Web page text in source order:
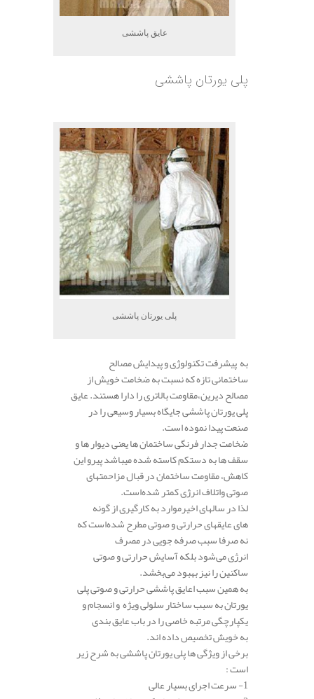
عایق پاششی
پلی یورتان پاششی
پلی یورتان پاششی
به پیشرفت تکنولوژی و پیدایش مصالح
ساختمانی تازه که نسبت به ضخامت خویش از
مصالح دیرین،مقاومت بالاتری را دارا ‌هستند. عایق
پلی یورتان پاششی جایگاه بسیار وسیعی را در
صنعت پیدا نموده است.
ضخامت جدار فرنگی ساختمان ها یعنی دیوار ها و
سقف ها به دستکم کاسته شده میباشد پیرو این
کاهش، مقاومت ساختمان در قبال مزاحمتهای
صوتی واتلاف انرژی کمتر شده‌است.
لذا در سالهای اخیرموارد به کارگیری از گونه
های عایقهای حرارتی و صوتی مطرح شد‌ه‌است که
نه صرفا سبب صرفه جویی در مصرف
انرژی می‌شود بلکه آسایش حرارتی و صوتی
ساکنین را نیز بهبود می‌بخشد.
به همین سبب اعایق پاششی حرارتی و صوتی پلی
یورتان به سبب ساختار سلولی ویژه و انسجام و
یکپارچگی مرتبه خاصی را در باب عایق بندی
به خویش تخصیص داده اند.
برخی از ویژگی ها پلی یورتان پاششی به شرح زیر
است :
1- سرعت اجرای بسیار عالی